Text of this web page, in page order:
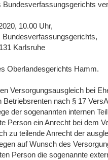
Bundesverfassungsgerichts
10.00 Uhr,
Karlsruhe
Oberlandesgerichts Hamm.
Versorgungsausgleich bei
Betriebsrenten nach § 17
der sogenannten internen
Person ein Anrecht bei dem
zu teilende Anrecht der
auf Wunsch des
Person die sogenannte